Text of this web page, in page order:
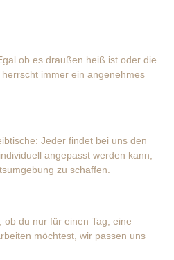
ob es draußen heiß ist oder die
immer ein angenehmes
Jeder findet bei uns den
angepasst werden kann,
zu schaffen.
ob du nur für einen Tag, eine
möchtest, wir passen uns